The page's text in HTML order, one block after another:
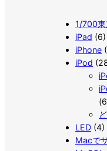
1/700東
iPad (6)
iPhone
iPod
LED (4)
Macで